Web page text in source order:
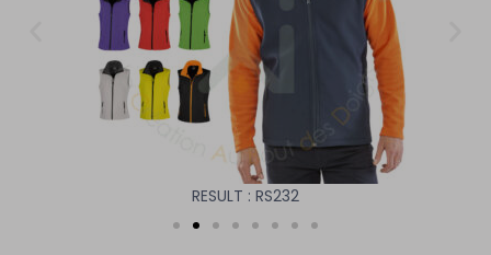
RESULT : RS232